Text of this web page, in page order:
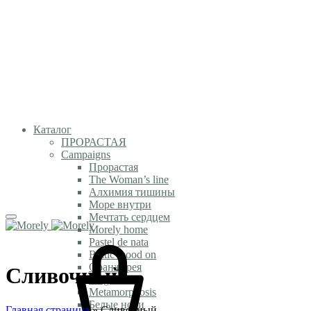
Каталог
ПРОРАСТАЯ
Campaigns
Прорастая
The Woman’s line
Алхимия тишины
Море внутри
Мечтать сердцем
Morely home
Pastel de nata
Baltic mood on
Оранжерея
Magic time
Metamorphosis
Белые ночи
Сливочный